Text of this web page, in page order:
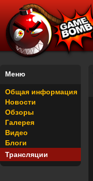
Меню
Общая информация
Новости
Обзоры
Галерея
Видео
Блоги
Трансляции